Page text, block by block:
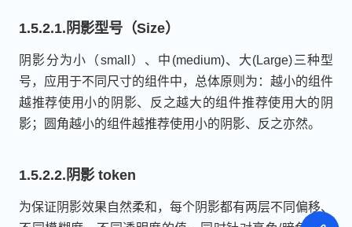
1.5.2.1.阴影型号（Size）
阴影分为小（small）、中(medium)、大(Large)三种型
号，应用于不同尺寸的组件中，总体原则为：越小的组件
越推荐使用小的阴影、反之越大的组件推荐使用大的阴
影；圆角越小的组件越推荐使用小的阴影、反之亦然。
1.5.2.2.阴影 token
为保证阴影效果自然柔和，每个阴影都有两层不同偏移、